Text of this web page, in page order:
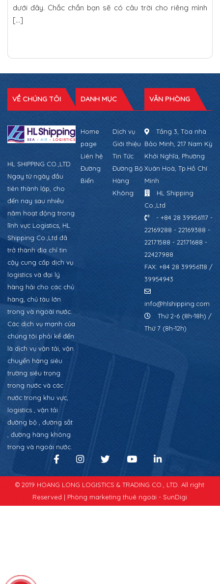
dưới đây. Chắc chắn bạn sẽ có câu trời cho riêng mình
[…]
VỀ CHÚNG TÔI
HL SHIPPING CO.,LTD
Ngay từ ngày đầu
tiên thành lập, cho
đến nay sau nhiều
năm hoạt động trong
lĩnh vực Logistics, HL
Shipping Co.,Ltd đã
trở thành địa chỉ tin
cậy cung cấp dịch vụ
logistics và đại lý
hàng hải cho các chủ
hàng, chủ tàu lớn
trong và ngoài nước.
Các dịch vụ mạnh của
chúng tôi phải kể đến
là dịch vụ vận tải, vận
chuyển hàng siêu
trường siêu trọng
trong nước và các
nước trong khu vực,
logistics , vận tải
đường bộ , đường sắt
, đường hàng không
trong và ngoài nước.
DANH MỤC
Home
page
Dịch vụ
Giới thiệu
Liên hệ
Tin Tức
Đường
Biển
Đường Bộ
Hàng
Không
VĂN PHÒNG
Tầng 3, Tòa nhà
Bảo Minh, 217 Nam Kỳ
Khởi Nghĩa, Phường
Xuân Hoà, Tp.Hồ Chí
Minh
HL Shipping
Co.,Ltd
- +84 28 39956117 -
22169288 - 22169388 -
22171588 - 22171688 -
22427988
FAX: +84 28 39956118 /
39954943
info@hlshipping.com
Thứ 2-6 (8h-18h) /
Thứ 7 (8h-12h)
© 2019 HOANG LONG LOGISTICS & TRADING CO., LTD. All right
Reserved | Phòng marketing thuê ngoài - SunDigi